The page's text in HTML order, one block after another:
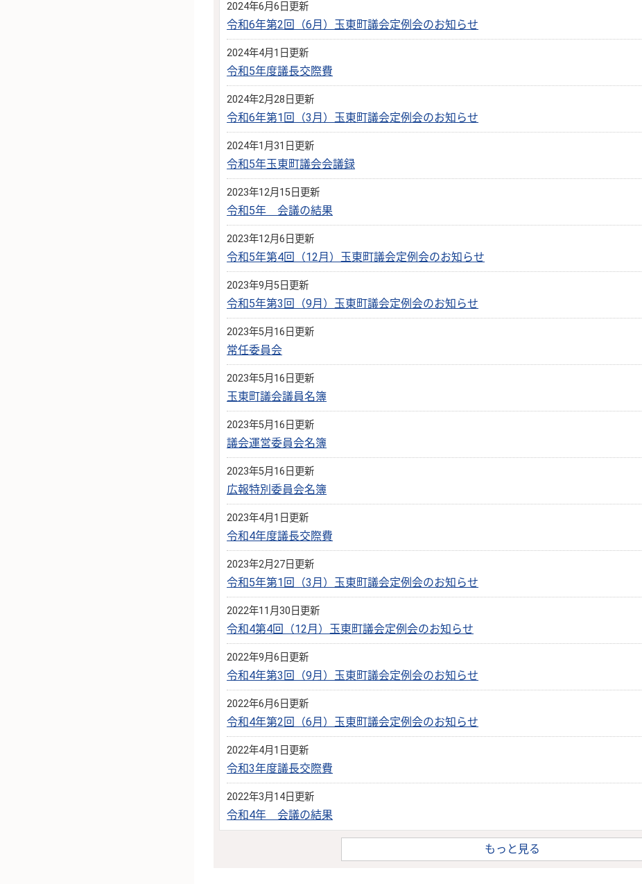
2024年6月6日更新
令和6年第2回（6月）玉東町議会定例会のお知らせ
2024年4月1日更新
令和5年度議長交際費
2024年2月28日更新
令和6年第1回（3月）玉東町議会定例会のお知らせ
2024年1月31日更新
令和5年玉東町議会会議録
2023年12月15日更新
令和5年 会議の結果
2023年12月6日更新
令和5年第4回（12月）玉東町議会定例会のお知らせ
2023年9月5日更新
令和5年第3回（9月）玉東町議会定例会のお知らせ
2023年5月16日更新
常任委員会
2023年5月16日更新
玉東町議会議員名簿
2023年5月16日更新
議会運営委員会名簿
2023年5月16日更新
広報特別委員会名簿
2023年4月1日更新
令和4年度議長交際費
2023年2月27日更新
令和5年第1回（3月）玉東町議会定例会のお知らせ
2022年11月30日更新
令和4第4回（12月）玉東町議会定例会のお知らせ
2022年9月6日更新
令和4年第3回（9月）玉東町議会定例会のお知らせ
2022年6月6日更新
令和4年第2回（6月）玉東町議会定例会のお知らせ
2022年4月1日更新
令和3年度議長交際費
2022年3月14日更新
令和4年 会議の結果
もっと見る